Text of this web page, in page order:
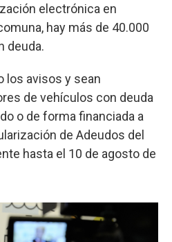
electrónica en
hay más de 40.000
deuda.
los avisos y sean
de vehículos con deuda
o de forma financiada a
de Adeudos del
hasta el 10 de agosto de